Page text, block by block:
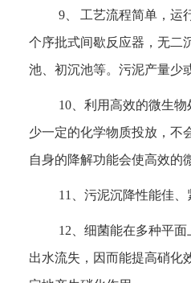
9、 工艺流程简单，运
个序批式间歇反应器，无二
池、初沉池等。污泥产量少
10、利用高效的微生
少一定的化学物质投放，不
自身的降解功能会使高效的
11、污泥沉降性能佳、
12、细菌能在多种平
出水流失，因而能提高硝化